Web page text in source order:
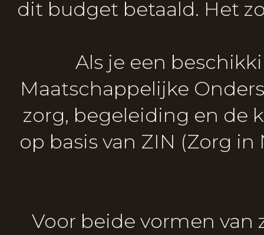
dit budget betaald. Het
Als je een
Maatschappelijke
zorg, begeleiding en de
op basis van ZIN (Zorg
Voor beide vormen van